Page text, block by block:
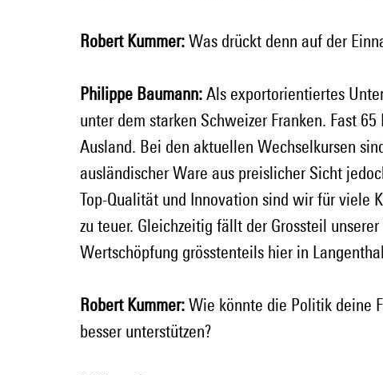
Robert Kummer: Was drückt denn auf der
Philippe Baumann: Als exportorientiertes
unter dem starken Schweizer Franken. Fast
Ausland. Bei den aktuellen Wechselkursen
ausländischer Ware aus preislicher Sicht
Top-Qualität und Innovation sind wir für viele
zu teuer. Gleichzeitig fällt der Grossteil
Wertschöpfung grösstenteils hier in
Robert Kummer: Wie könnte die Politik deine
besser unterstützen?